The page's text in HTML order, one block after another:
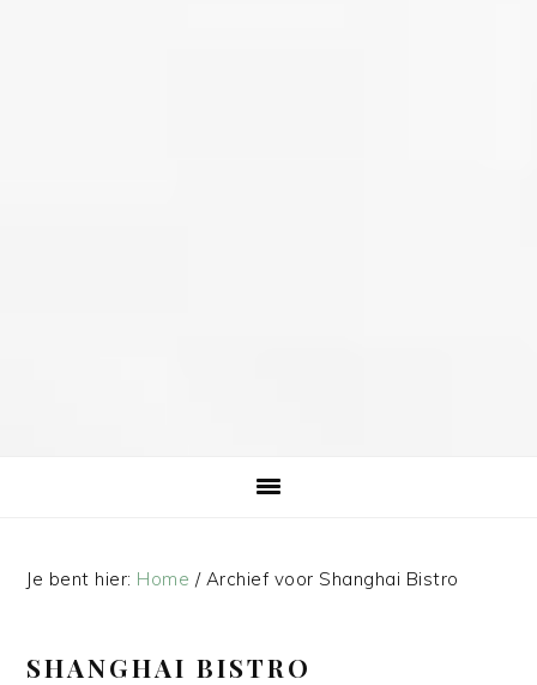
Je bent hier: Home /Archief voor Shanghai Bistro
SHANGHAI BISTRO